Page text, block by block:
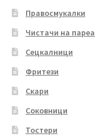
Правосмукалки
Чистачи на пареа
Сецкалници
Фритези
Скари
Соковници
Тостери